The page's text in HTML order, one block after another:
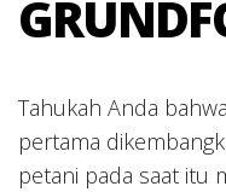
Tahukah Anda
pertama
petani pada saat itu